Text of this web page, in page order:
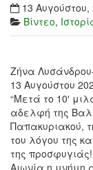
13 Αυγούστου,
Βίντεο,
Ζήνα
13 Αυγούστου
“Μετά το 10′
αδελφή της
Παπακυριακού,
του λόγου της
της προσφυγιάς!